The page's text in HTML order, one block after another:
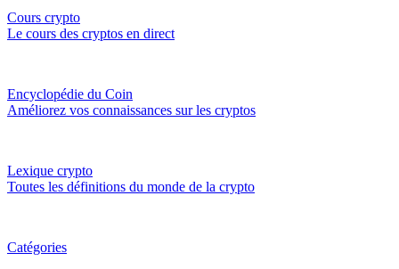
Cours crypto
Le cours des cryptos en direct
Encyclopédie du Coin
Améliorez vos connaissances sur les cryptos
Lexique crypto
Toutes les définitions du monde de la crypto
Catégories